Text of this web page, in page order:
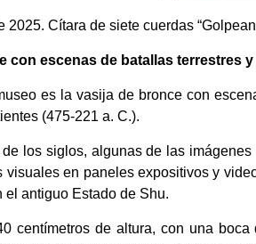
2025. Cítara de siete cuerdas
con escenas de batallas terrestres
es la vasija de bronce con
(475-221 a. C.).
los siglos, algunas de las
visuales en paneles expositivos y
el antiguo Estado de Shu.
centímetros de altura, con una